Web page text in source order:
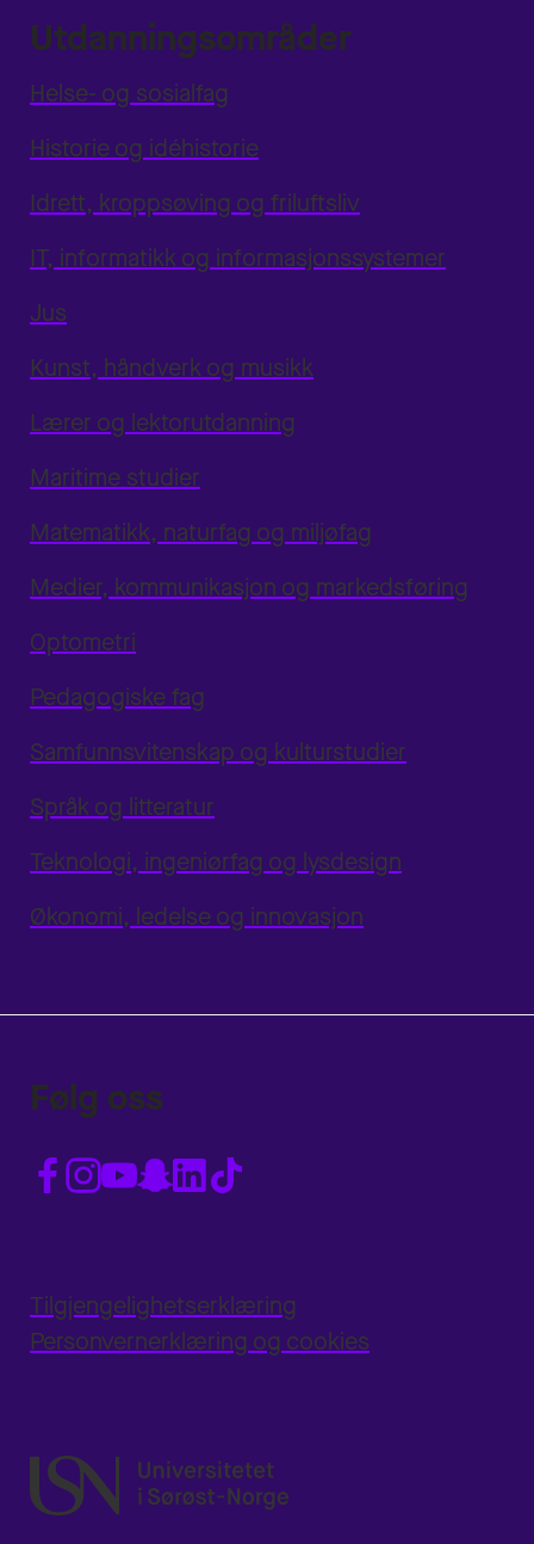
Utdanningsområder
Helse- og sosialfag
Historie og idéhistorie
Idrett, kroppsøving og friluftsliv
IT, informatikk og informasjonssystemer
Jus
Kunst, håndverk og musikk
Lærer og lektorutdanning
Maritime studier
Matematikk, naturfag og miljøfag
Medier, kommunikasjon og markedsføring
Optometri
Pedagogiske fag
Samfunnsvitenskap og kulturstudier
Språk og litteratur
Teknologi, ingeniørfag og lysdesign
Økonomi, ledelse og innovasjon
Følg oss
Tilgjengelighetserklæring
Personvernerklæring og cookies